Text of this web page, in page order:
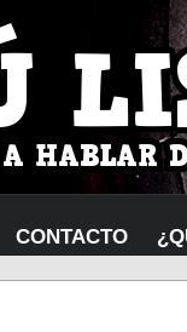
CONTACTO